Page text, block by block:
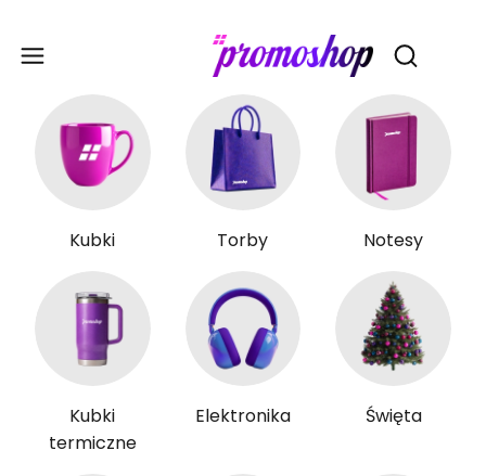
Otwórz
Kubki Torby Notesy
Kubki
termiczne
Elektronika Święta